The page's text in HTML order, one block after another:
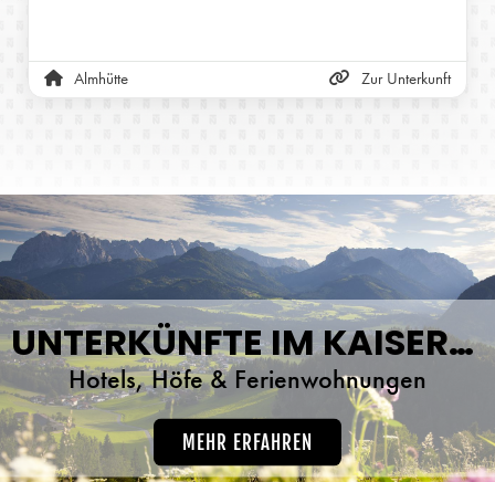
Almhütte Zur Unterkunft
UNTERKÜNFTE IM KAISERWINKL
Hotels, Höfe & Ferienwohnungen
MEHR ERFAHREN